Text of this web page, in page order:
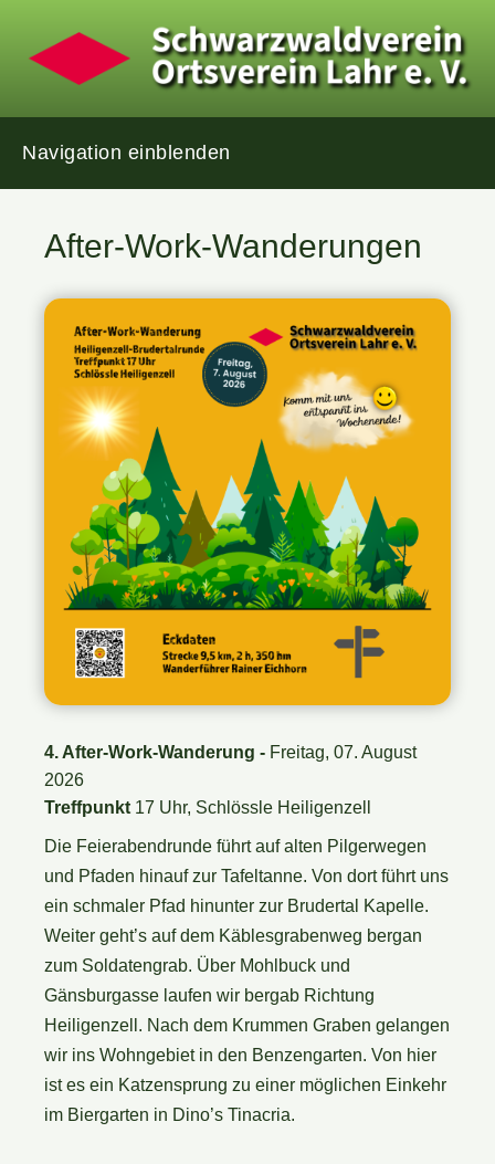
Navigation einblenden
After-Work-Wanderungen
4. After-Work-Wanderung - Freitag, 07. August
2026
Treffpunkt 17 Uhr, Schlössle Heiligenzell
Die Feierabendrunde führt auf alten Pilgerwegen
und Pfaden hinauf zur Tafeltanne. Von dort führt uns
ein schmaler Pfad hinunter zur Brudertal Kapelle.
Weiter geht’s auf dem Käblesgrabenweg bergan
zum Soldatengrab. Über Mohlbuck und
Gänsburgasse laufen wir bergab Richtung
Heiligenzell. Nach dem Krummen Graben gelangen
wir ins Wohngebiet in den Benzengarten. Von hier
ist es ein Katzensprung zu einer möglichen Einkehr
im Biergarten in Dino’s Tinacria.